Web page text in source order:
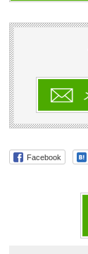
Facebook